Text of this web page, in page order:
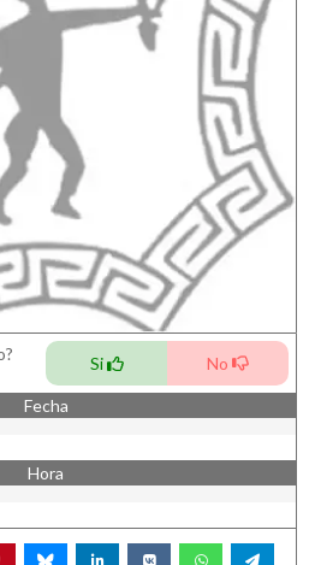
Si No
Fecha
Hora